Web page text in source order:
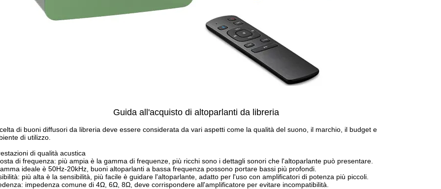
Guida all'acquisto di altoparlanti da libreria
di buoni diffusori da libreria deve essere considerata da vari aspetti come la qualità del suono, il marchio, il budget e
di utilizzo.
di qualità acustica
di frequenza: più ampia è la gamma di frequenze, più ricchi sono i dettagli sonori che l'altoparlante può presentare.
ideale è 50Hz-20kHz, buoni altoparlanti a bassa frequenza possono portare bassi più profondi.
più alta è la sensibilità, più facile è guidare l'altoparlante, adatto per l'uso con amplificatori di potenza più piccoli.
impedenza comune di 4Ω, 6Ω, 8Ω, deve corrispondere all'amplificatore per evitare incompatibilità.